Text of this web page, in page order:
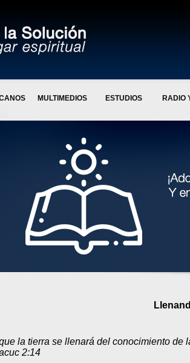
MULTIMEDIOS ESTUDIOS RADIO
la tierra se llenará del conocimiento de
2:14